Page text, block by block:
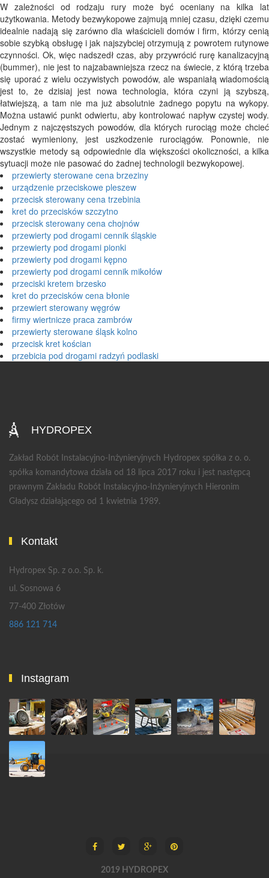
W zależności od rodzaju rury może być oceniany na kilka lat
użytkowania. Metody bezwykopowe zajmują mniej czasu, dzięki czemu
idealnie nadają się zarówno dla właścicieli domów i firm, którzy cenią
sobie szybką obsługę i jak najszybciej otrzymują z powrotem rutynowe
czynności. Ok, więc nadszedł czas, aby przywrócić rurę kanalizacyjną
(bummer), nie jest to najzabawniejsza rzecz na świecie, z którą trzeba
się uporać z wielu oczywistych powodów, ale wspaniałą wiadomością
jest to, że dzisiaj jest nowa technologia, która czyni ją szybszą,
łatwiejszą, a tam nie ma już absolutnie żadnego popytu na wykopy.
Można ustawić punkt odwiertu, aby kontrolować napływ czystej wody.
Jednym z najczęstszych powodów, dla których rurociąg może chcieć
zostać wymieniony, jest uszkodzenie rurociągów. Ponownie, nie
wszystkie metody są odpowiednie dla większości okoliczności, a kilka
sytuacji może nie pasować do żadnej technologii bezwykopowej.
przewierty sterowane cena brzeziny
urządzenie przeciskowe pleszew
przecisk sterowany cena trzebinia
kret do przecisków szczytno
przecisk sterowany cena chojnów
przewierty pod drogami cennik śląskie
przewierty pod drogami pionki
przewierty pod drogami kępno
przewierty pod drogami cennik mikołów
przeciski kretem brzesko
kret do przecisków cena błonie
przewiert sterowany węgrów
firmy wiertnicze praca zambrów
przewierty sterowane śląsk kolno
przecisk kret kościan
przebicia pod drogami radzyń podlaski
HYDROPEX
Zakład Robót Instalacyjno-Inżynieryjnych Hydropex spółka z o. o.
spółka komandytowa działa od 18 lipca 2017 roku i jest następcą
prawnym Zakładu Robót Instalacyjno-Inżynieryjnych Hieronim
Gładysz działającego od 1 kwietnia 1989.
Kontakt
Hydropex Sp. z o.o. Sp. k.
ul. Sosnowa 6
77-400 Złotów
886 121 714
Instagram
2019 HYDROPEX